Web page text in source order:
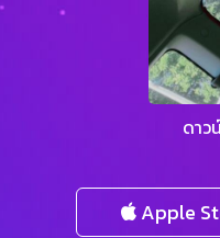
ดาว
Apple